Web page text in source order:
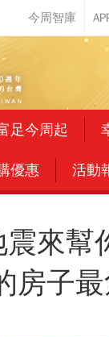
足今周起
優惠 活動
來幫
房子